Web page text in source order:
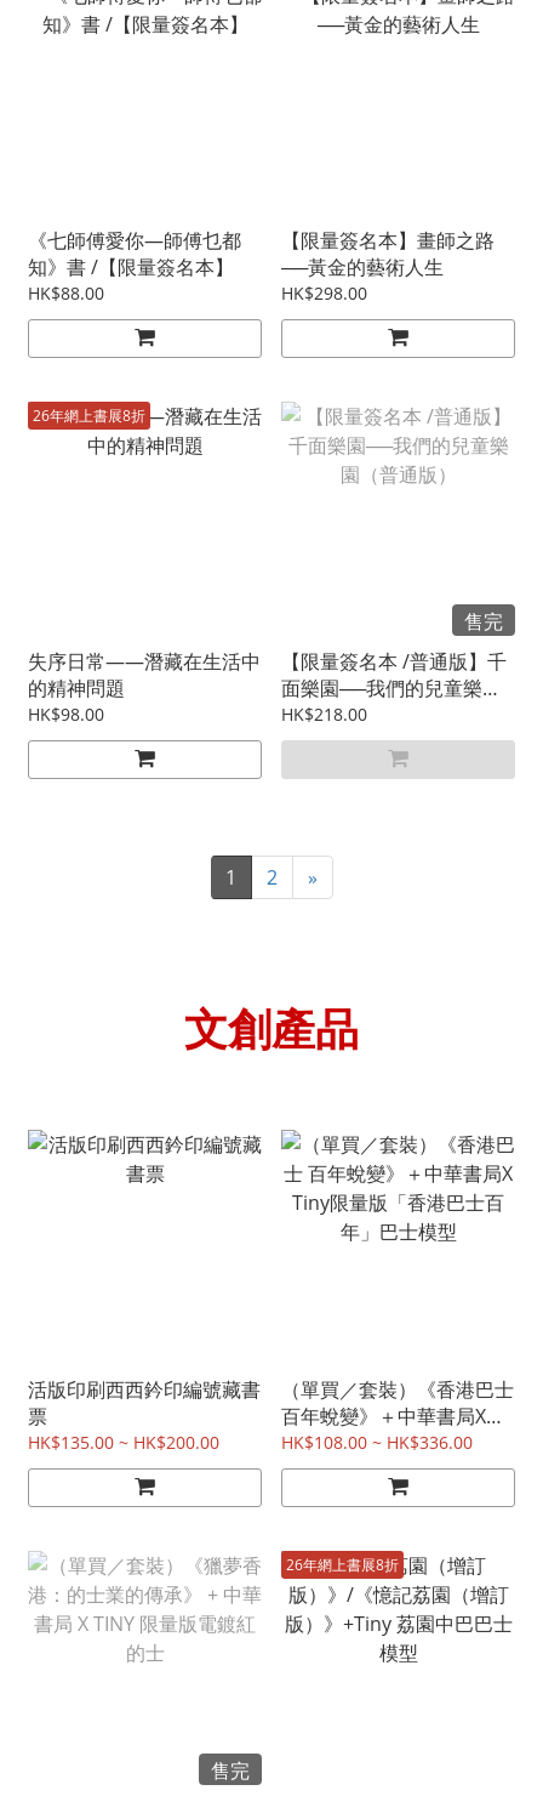
《七師傅愛你—師傅乜都
知》書 /【限量簽名本】
HK$88.00
【限量簽名本】畫師之路
──黃金的藝術人生
HK$298.00
26年網上書展8折
失序日常——潛藏在生活中
的精神問題
HK$98.00
售完
【限量簽名本 /普通版】千
面樂園──我們的兒童樂園
（普通版）
HK$218.00
1 2 »
文創產品
活版印刷西西鈐印編號藏書
票
HK$135.00 ~ HK$200.00
（單買／套裝）《香港巴士
百年蛻變》＋中華書局X
Tiny限量版「香港巴士百
年」巴士模型
HK$108.00 ~ HK$336.00
售完
26年網上書展8折